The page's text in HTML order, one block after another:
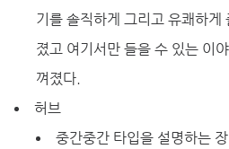
기를 솔직하게 그리고 유쾌하게
졌고 여기서만 들을 수 있는 이
껴졌다.
허브
중간중간 타입을 설명하는